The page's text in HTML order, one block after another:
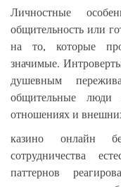
Личностные
общительность или
на то, которые
значимые.
душевным
общительные люди
отношениях и
казино онлайн
сотрудничества
паттернов